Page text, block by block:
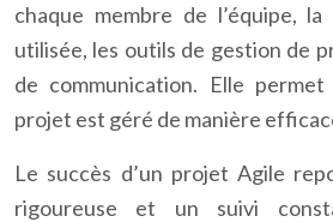
chaque membre de l’équipe,
utilisée, les outils de gestion de
de communication. Elle
projet est géré de manière
Le succès d’un projet Agile
rigoureuse et un suivi